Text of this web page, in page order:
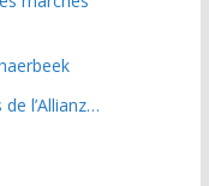
l’Allianz…